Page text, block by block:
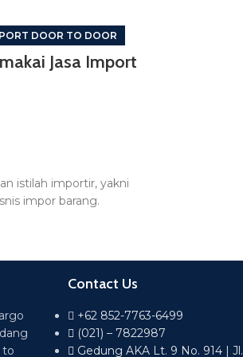
DOOR TO DOOR
Jasa Import
istilah importir, yakni
impor barang.
to
Contact Us
+62 852-7763-6499
(021) – 7822987
Gedung AKA Lt. 9 No. 914 | Jl.